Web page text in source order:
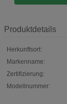
Produktdetails
Herkunftsort:
Markenname:
Zertifizierung:
Modellnummer: